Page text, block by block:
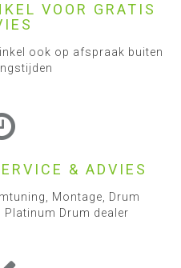
VOOR GRATIS
ook op afspraak buiten
& ADVIES
Montage, Drum
Drum dealer